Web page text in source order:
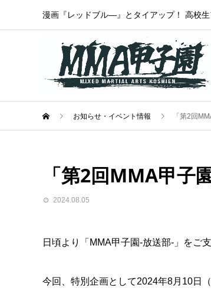
漫画『レッドブル―』とタイアップ！ 高校
お知らせ・イベント情報 「第2回
「第2回MMA甲子
2024.08.05
日頃より「MMA甲子園-放送部-」をご
今回、特別企画として2024年8月10日